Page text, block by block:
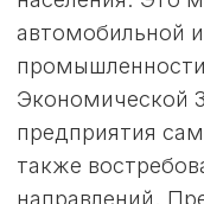
«МОЯ
ДЛЯ ВАС
ВАШЕЙ